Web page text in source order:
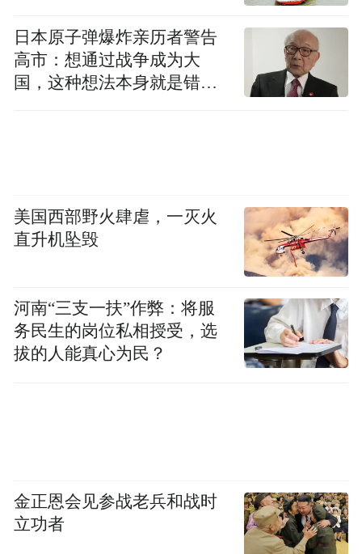
platform and merely provides information storage
space services.”
日本原子弹爆炸亲历者警告
高市：想通过战争成为大
国，这种想法本身就是错误
美国西部野火肆虐，一灭火
直升机坠毁
河南“三支一扶”作弊：将服
务民生的岗位私相授受，选
拔的人能真心为民？
金正恩会见参战老兵和战时
立功者